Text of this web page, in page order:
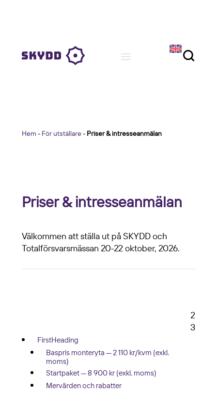
Hem - För utställare- Priser & intresseanmälan
Priser & intresseanmälan
Välkommen att ställa ut på SKYDD och
Totalförsvarsmässan 20-22 oktober, 2026.
2
3
FirstHeading
Baspris monteryta — 2 110 kr/kvm (exkl.
moms)
Startpaket — 8 900 kr (exkl. moms)
Mervärden och rabatter